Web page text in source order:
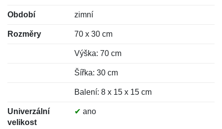
Období zimní
Rozměry 70 x 30 cm
Výška: 70 cm
Šířka: 30 cm
Balení: 8 x 15 x 15 cm
Univerzální
velikost
✔ ano